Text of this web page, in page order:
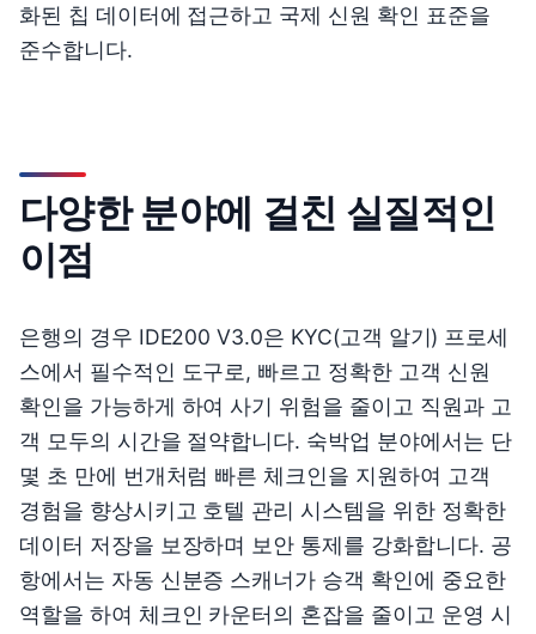
화된 칩 데이터에 접근하고 국제 신원 확인 표준을
준수합니다.
다양한 분야에 걸친 실질적인
이점
은행의 경우 IDE200 V3.0은 KYC(고객 알기) 프로세
스에서 필수적인 도구로, 빠르고 정확한 고객 신원
확인을 가능하게 하여 사기 위험을 줄이고 직원과 고
객 모두의 시간을 절약합니다. 숙박업 분야에서는 단
몇 초 만에 번개처럼 빠른 체크인을 지원하여 고객
경험을 향상시키고 호텔 관리 시스템을 위한 정확한
데이터 저장을 보장하며 보안 통제를 강화합니다. 공
항에서는 자동 신분증 스캐너가 승객 확인에 중요한
역할을 하여 체크인 카운터의 혼잡을 줄이고 운영 시